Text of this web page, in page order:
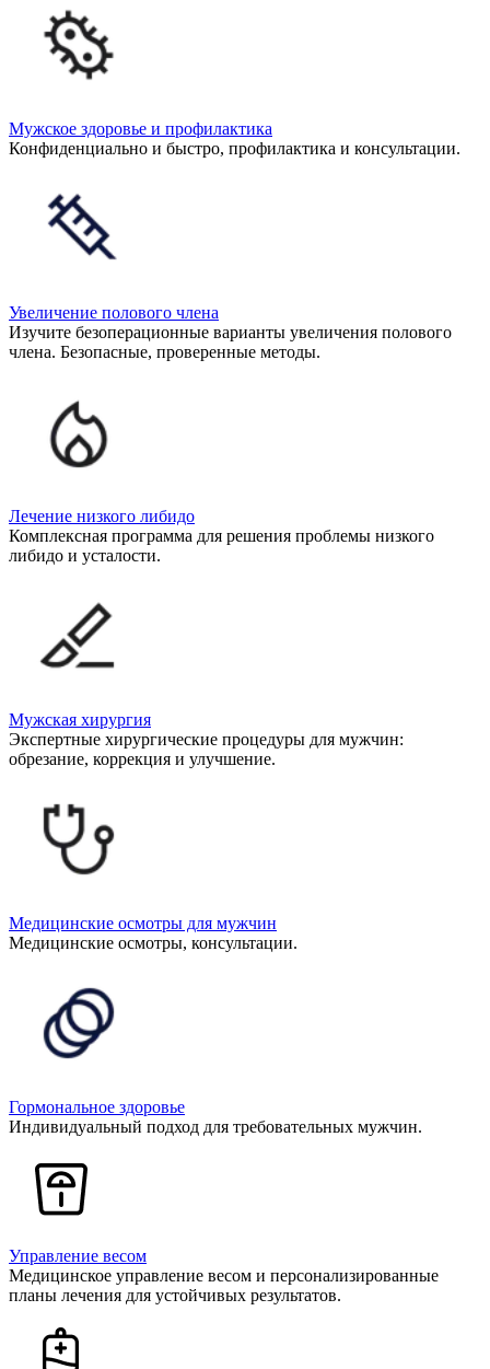
Мужское здоровье и профилактика
Конфиденциально и быстро, профилактика и консультации.
Увеличение полового члена
Изучите безоперационные варианты увеличения полового
члена. Безопасные, проверенные методы.
Лечение низкого либидо
Комплексная программа для решения проблемы низкого
либидо и усталости.
Мужская хирургия
Экспертные хирургические процедуры для мужчин:
обрезание, коррекция и улучшение.
Медицинские осмотры для мужчин
Медицинские осмотры, консультации.
Гормональное здоровье
Индивидуальный подход для требовательных мужчин.
Управление весом
Медицинское управление весом и персонализированные
планы лечения для устойчивых результатов.